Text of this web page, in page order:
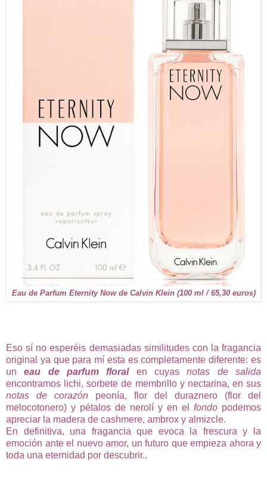
Eau de Parfum Eternity Now de Calvin Klein (100 ml / 65,30 euros)
Eso sí no esperéis demasiadas similitudes con la fragancia
original ya que para mí esta es completamente diferente: es
uneau de parfum floral en cuyasnotas de salida
encontramos lichi, sorbete de membrillo y nectarina, en sus
notas de corazón peonía, flor del duraznero (flor del
melocotonero) y pétalos de nerolí y en el fondo podemos
apreciar la madera de cashmere, ambrox y almizcle.
En definitiva, una fragancia que evoca la frescura y la
emoción ante el nuevo amor, un futuro que empieza ahora y
toda una eternidad por descubrir..